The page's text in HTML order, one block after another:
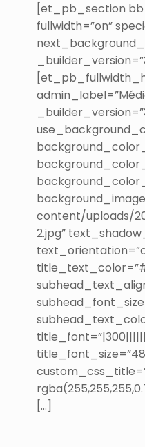
[et_pb_section
fullwidth=”on”
content/uploads/
2.jpg”
[…]